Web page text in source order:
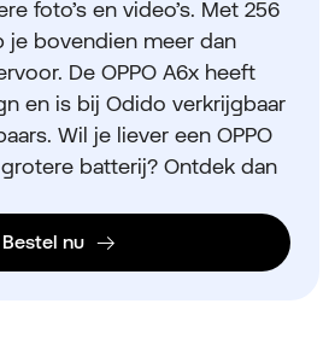
foto’s en video’s. Met 256
je bovendien meer dan
De OPPO A6x heeft
en is bij Odido verkrijgbaar
Wil je liever een OPPO
batterij? Ontdek dan
Bestel nu